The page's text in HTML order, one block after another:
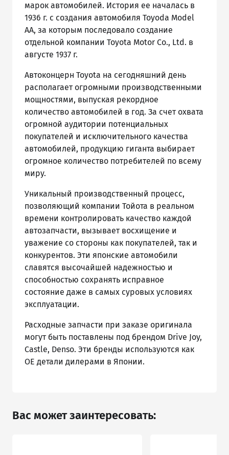
марок автомобилей. История ее началась в
1936 г. с создания автомобиля Toyoda Model
AA, за которым последовало создание
отдельной компании Toyota Motor Co., Ltd. в
августе 1937 г.
Автоконцерн Toyota на сегодняшний день
располагает огромными производственными
мощностями, выпуская рекордное
количество автомобилей в год. За счет охвата
огромной аудитории потенциальных
покупателей и исключительного качества
автомобилей, продукцию гиганта выбирает
огромное количество потребителей по всему
миру.
Уникальный производственный процесс,
позволяющий компании Тойота в реальном
времени контролировать качество каждой
автозапчасти, вызывает восхищение и
уважение со стороны как покупателей, так и
конкурентов. Эти японские автомобили
славятся высочайшей надежностью и
способностью сохранять исправное
состояние даже в самых суровых условиях
эксплуатации.
Расходные запчасти при заказе оригинала
могут быть поставлены под брендом Drive Joy,
Castle, Denso. Эти бренды используются как
ОЕ детали дилерами в Японии.
Вас может заинтересовать: